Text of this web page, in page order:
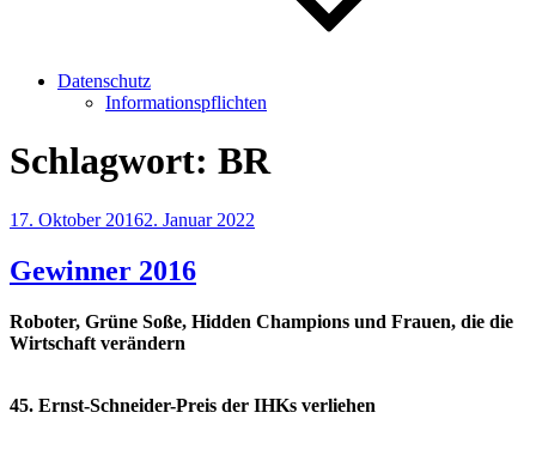
Datenschutz
Informationspflichten
Schlagwort: BR
Veröffentlicht
17. Oktober 20162. Januar 2022
Gewinner 2016
Roboter, Grüne Soße, Hidden Champions und Frauen, die die
Wirtschaft verändern
45. Ernst-Schneider-Preis der IHKs verliehen